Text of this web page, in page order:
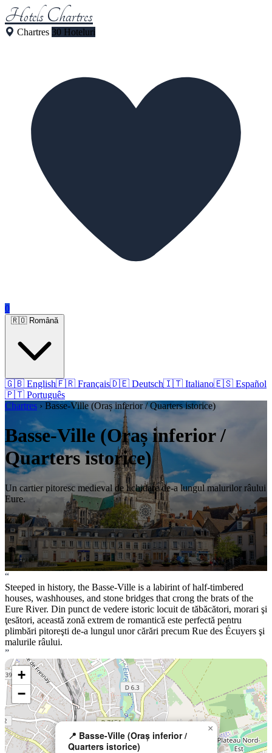
Hotels Chartres
Chartres 30 Hoteluri
0
🇷🇴 Română
🇬🇧 English🇫🇷 Français🇩🇪 Deutsch🇮🇹 Italiano🇪🇸 Español
🇵🇹 Português
Chartres › Basse-Ville (Oraș inferior / Quarters istorice)
Basse-Ville (Oraș inferior /
Quarters istorice)
Un cartier pitoresc medieval de lichidare de-a lungul malurilor râului
Eure.
“
Steeped in history, the Basse-Ville is a labirint of half-timbered
houses, washhouses, and stone bridges that crong the brats of the
Eure River. Din punct de vedere istoric locuit de tăbăcători, morari şi
ţesători, această zonă extrem de romantică este perfectă pentru
plimbări pitoreşti de-a lungul unor cărări precum Rue des Écuyers şi
malurile râului.
”
📍 Basse-Ville (Oraș inferior /
Quarters istorice)
×
+
−